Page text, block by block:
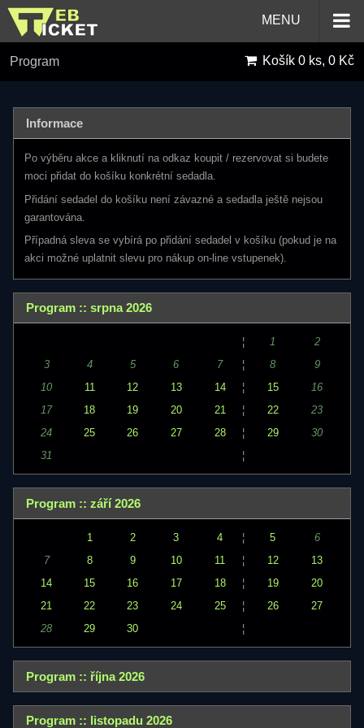
MENU
Program Košík 0 ks, 0 Kč
Informace
Po výběru akce a kliknutí na odkaz koupit / rezervovat si budete
moci přidat do košíku konkrétní sedadla.
Přidání sedadel do košíku není závazné a sedadla ještě nejsou
garantována.
Případná sleva se vybírá po přidání sedadel v košíku (pokud je na
akci možné uplatnit slevu pro nákup on-line vstupenek).
Program :: srpna 2026
¦ 1
2
3
4 5 6 7 ¦ 8
9
10
11 12 13 14 ¦ 15
16
17
18 19 20 21 ¦ 22
23
24
25 26 27 28 ¦ 29
30
31
¦
Program :: září 2026
1 2 3 4 ¦ 5
6
7
8 9 10 11 ¦ 12
13
14
15 16 17 18 ¦ 19
20
21
22 23 24 25 ¦ 26
27
28
29 30 ¦
Program :: října 2026
Program :: listopadu 2026